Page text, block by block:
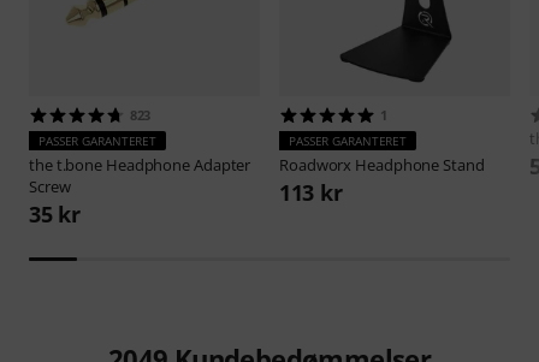
823
PASSER GARANTERET
the t.bone Headphone Adapter
Screw
35 kr
1
PASSER GARANTERET
Roadworx Headphone Stand
113 kr